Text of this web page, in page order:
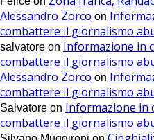
Alessandro Zorco on
combattere il giornalismo
salvatore on Informazione in
combattere il giornalismo
Alessandro Zorco on
combattere il giornalismo
Salvatore on Informazione in
combattere il giornalismo